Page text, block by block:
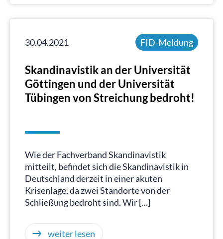
30.04.2021 FID-Meldung
Skandinavistik an der Universität
Göttingen und der Universität
Tübingen von Streichung bedroht!
Wie der Fachverband Skandinavistik
mitteilt, befindet sich die Skandinavistik in
Deutschland derzeit in einer akuten
Krisenlage, da zwei Standorte von der
Schließung bedroht sind. Wir […]
weiter lesen